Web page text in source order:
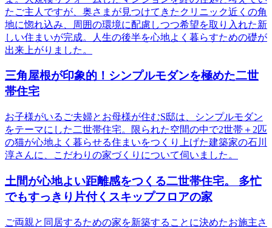
たご主人ですが、奥さまが見つけてきたクリニック近くの角
地に惚れ込み、周囲の環境に配慮しつつ希望を取り入れた新
しい住まいが完成。人生の後半を心地よく暮らすための礎が
出来上がりました。
三角屋根が印象的！シンプルモダンを極めた二世
帯住宅
お子様がいるご夫婦とお母様が住むS邸は、シンプルモダン
をテーマにした二世帯住宅。限られた空間の中で2世帯＋2匹
の猫が心地よく暮らせる住まいをつくり上げた建築家の石川
淳さんに、こだわりの家づくりについて伺いました。
土間が心地よい距離感をつくる二世帯住宅。 多忙
でもすっきり片付くスキップフロアの家
ご両親と同居するための家を新築することに決めたお施主さ